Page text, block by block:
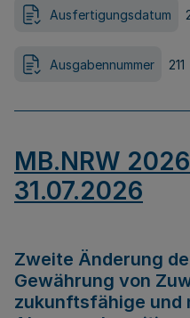
Ausfertigungsdatum
Ausgabennummer 211
MB.NRW
31.07.2026
Zweite Änderung
Gewährung von
zukunftsfähige und